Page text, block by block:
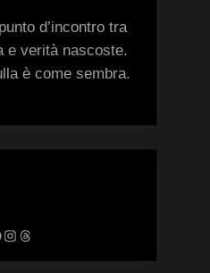
d’incontro tra
e verità nascoste.
è come sembra.
Instagram
Threads